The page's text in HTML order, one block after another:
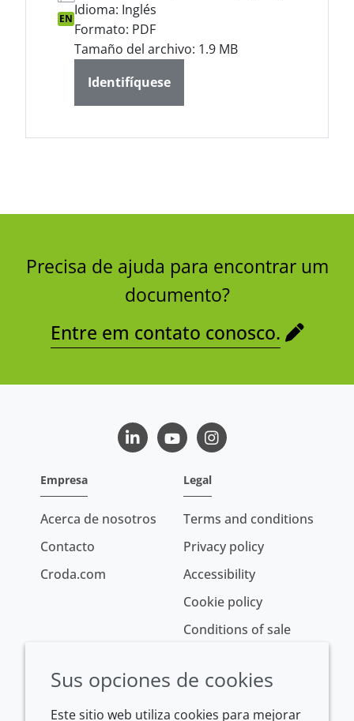
EN
Idioma: Inglés
Formato: PDF
Tamaño del archivo: 1.9 MB
Identifíquese
Precisa de ajuda para encontrar um
documento?
Entre em contato conosco.
LinkedInYoutubeInstagram
Empresa
Acerca de nosotros
Contacto
Croda.com
Legal
Terms and conditions
Privacy policy
Accessibility
Cookie policy
Conditions of sale
Sus opciones de cookies
Este sitio web utiliza cookies para mejorar